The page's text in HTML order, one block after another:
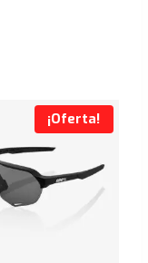
¡Oferta!